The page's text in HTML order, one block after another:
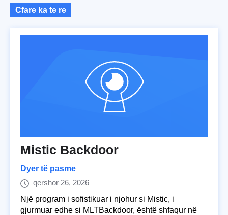
Cfare ka te re
Mistic Backdoor
Dyer të pasme
qershor 26, 2026
Një program i sofistikuar i njohur si Mistic, i
gjurmuar edhe si MLTBackdoor, është shfaqur në